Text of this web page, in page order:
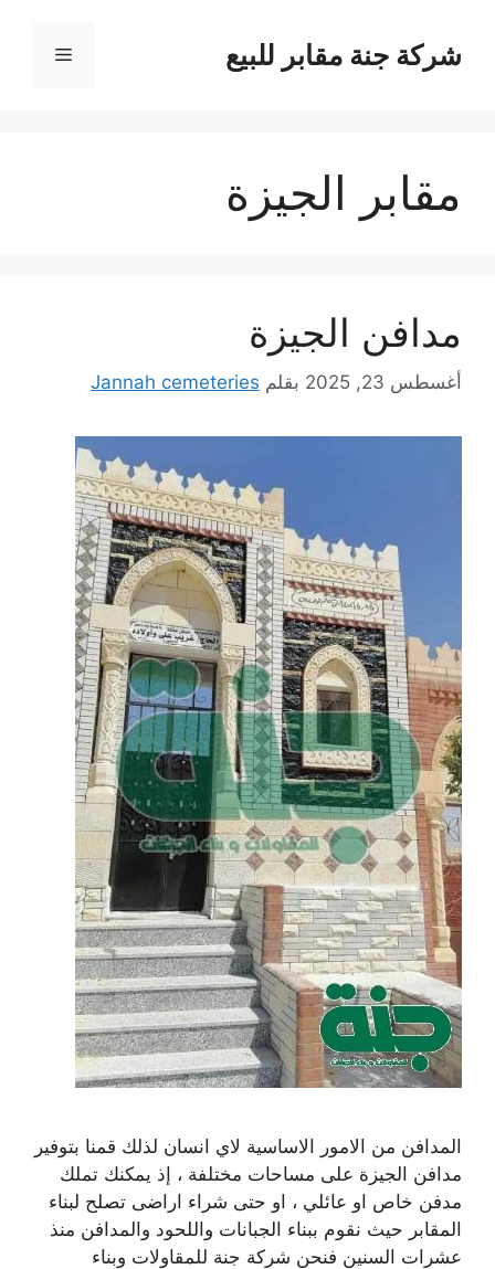
المحتوىشركة جنة مقابر للبيع القائمة
مقابر الجيزة
مدافن الجيزة
أغسطس 23, 2025 بقلم Jannah cemeteries
المدافن من الامور الاساسية لاي انسان لذلك قمنا بتوفير
مدافن الجيزة على مساحات مختلفة ، إذ يمكنك تملك
مدفن خاص او عائلي ، او حتى شراء اراضى تصلح لبناء
المقابر حيث نقوم ببناء الجبانات واللحود والمدافن منذ
عشرات السنين فنحن شركة جنة للمقاولات وبناء